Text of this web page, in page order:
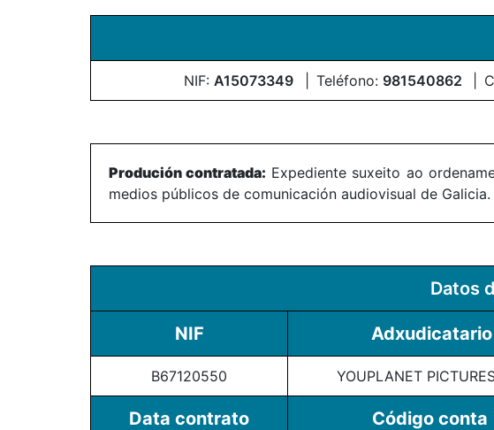
NIF: A15073349 Teléfono: 981540862
Produción contratada: Expediente suxeito ao
medios públicos de comunicación audiovisual de
Datos
NIF Adxudicatario
B67120550 YOUPLANET
Data contrato Código conta